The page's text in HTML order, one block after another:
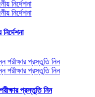
প্রস্তুতি নিন